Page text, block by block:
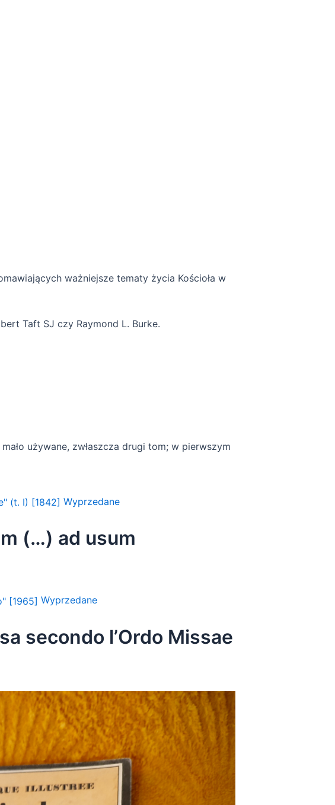
ważniejsze tematy życia Kościoła w
Taft SJ czy Raymond L. Burke.
używane, zwłaszcza drugi tom; w pierwszym
Wyprzedane
(…) ad usum
Wyprzedane
secondo l’Ordo Missae